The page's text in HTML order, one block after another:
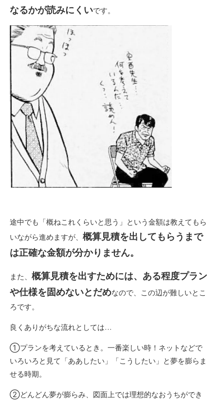
なるかが読みにくいです。
途中でも「概ねこれくらいと思う」という金額は教えてもら
いながら進めますが、 概算見積を出してもらうまで
は正確な金額が分かりません。
また、 概算見積を出すためには、ある程度プラン
や仕様を固めないとだめなので、この辺が難しいとこ
ろです。
良くありがちな流れとしては…
①プランを考えているとき。一番楽しい時！ネットなどで
いろいろと見て「ああしたい」「こうしたい」と夢を膨らま
せる時期。
②どんどん夢が膨らみ、図面上では理想的なおうちができ